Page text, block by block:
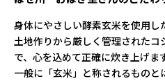
身体にやさしい酵素玄米を使用し
土地作りから厳しく管理された
で、心を込めて正確に炊き上げま
一般に「玄米」と称されるもの